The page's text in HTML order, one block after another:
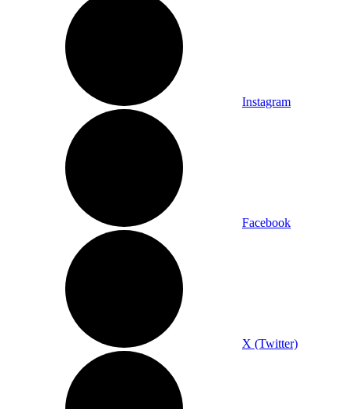
Instagram
Facebook
X (Twitter)